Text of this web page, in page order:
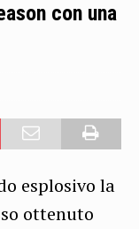
con una
esplosivo la
ottenuto